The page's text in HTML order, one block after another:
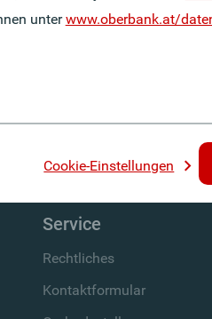
unterwww.oberbank.at/
Cookie-Einstellungen
Service
Rechtliches
Kontaktformular